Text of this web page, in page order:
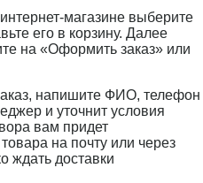
магазине выберите
его в корзину. Далее
на «Оформить заказ» или
напишите ФИО, телефон
и уточнит условия
вам придет
на почту или через
ждать доставки